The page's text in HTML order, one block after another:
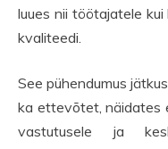
luues nii töötajatele
kvaliteedi.
See pühendumus
ka ettevõtet, näidates
vastutusele ja